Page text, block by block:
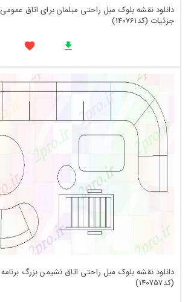
دانلود نقشه بلوک مبل راحتی مبلمان برای اتاق
جزئیات (کد140761)
دانلود نقشه بلوک مبل راحتی اتاق نشیمن بزرگ
(کد140757)